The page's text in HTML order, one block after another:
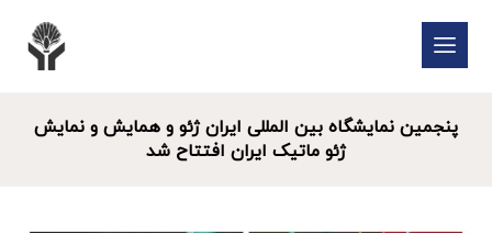
پنجمین نمایشگاه بین المللی ایران ژئو و همایش و نمایش
ژئو ماتیک ایران افتتاح شد